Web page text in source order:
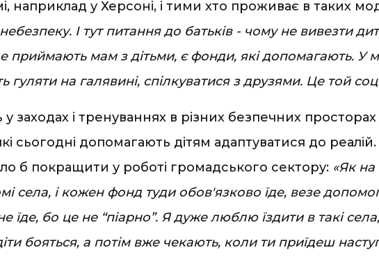
наприклад у Херсоні, і тими хто проживає в таких
І тут питання до батьків - чому не вивезти
приймають мам з дітьми, є фонди, які допомагають. У
на галявині, спілкуватися з друзями. Це той
у заходах і тренуваннях в різних безпечних
сьогодні допомагають дітям адаптуватися до
б покращити у роботі громадського сектору: «Як на
села, і кожен фонд туди обов'язково їде, везе
їде, бо це не “піарно”. Я дуже люблю їздити в такі
бояться, а потім вже чекають, коли ти приїдеш